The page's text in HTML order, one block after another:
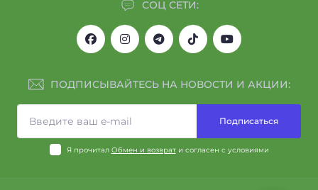
СОЦ СЕТИ:
ПОДПИСЫВАЙТЕСЬ НА НОВОСТИ И АКЦИИ:
Подписаться
Я прочитал Обмен и возврати согласен с условиями